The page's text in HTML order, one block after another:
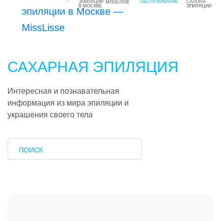
MISSLISSE
САХАРНАЯ ЭПИЛЯЦИЯ
Интересная и познавательная
информация из мира эпиляции и
украшения своего тела